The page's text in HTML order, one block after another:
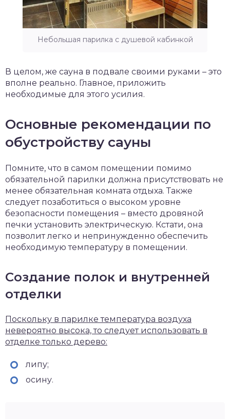
Небольшая парилка с душевой кабинкой
В целом, же сауна в подвале своими руками – это
вполне реально. Главное, приложить
необходимые для этого усилия.
Основные рекомендации по
обустройству сауны
Помните, что в самом помещении помимо
обязательной парилки должна присутствовать не
менее обязательная комната отдыха. Также
следует позаботиться о высоком уровне
безопасности помещения – вместо дровяной
печки установить электрическую. Кстати, она
позволит легко и непринужденно обеспечить
необходимую температуру в помещении.
Создание полок и внутренней
отделки
Поскольку в парилке температура воздуха
невероятно высока, то следует использовать в
отделке только дерево:
липу;
осину.